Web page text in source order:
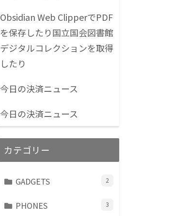
Obsidian Web ClipperでPDF
を保存したり国立国会図書館
デジタルコレクションを取得
したり
今日の決済ニュース
今日の決済ニュース
カテゴリー
GADGETS 2
PHONES 3